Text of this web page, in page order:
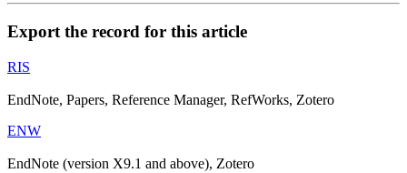
Export the record for this article
RIS
EndNote, Papers, Reference Manager, RefWorks, Zotero
ENW
EndNote (version X9.1 and above), Zotero